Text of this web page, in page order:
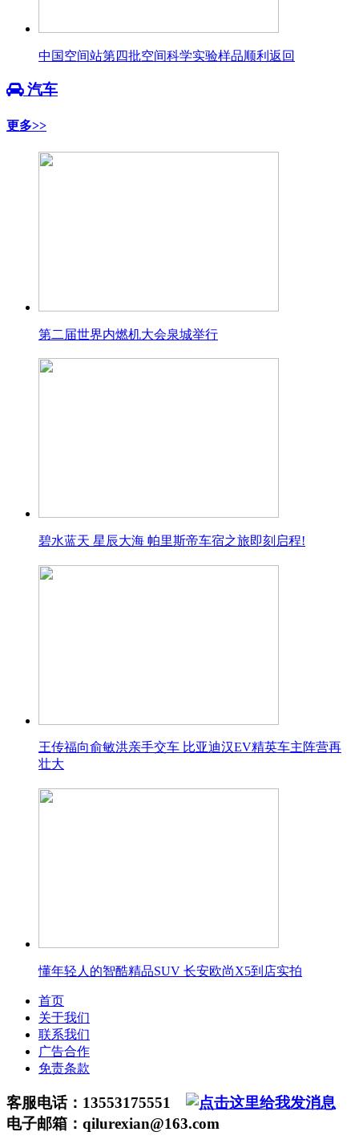
中国空间站第四批空间科学实验样品顺利返回
汽车
更多>>
第二届世界内燃机大会泉城举行
碧水蓝天 星辰大海 帕里斯帝车宿之旅即刻启程!
王传福向俞敏洪亲手交车 比亚迪汉EV精英车主阵营再
壮大
懂年轻人的智酷精品SUV 长安欧尚X5到店实拍
首页
关于我们
联系我们
广告合作
免责条款
客服电话：13553175551
电子邮箱：qilurexian@163.com